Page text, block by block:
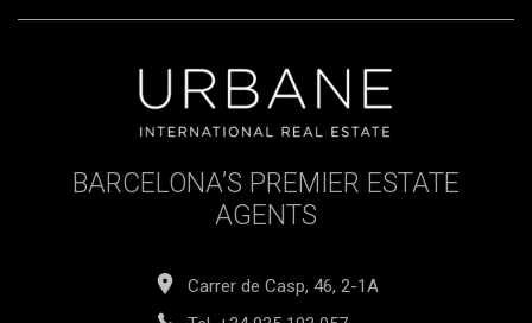
Notar- oder Grundbuchkosten, Maklergebühren oder
einer Hypothekenfinanzierung.
BARCELONA’S PREMIER ESTATE
AGENTS
Carrer de Casp, 46, 2-1A